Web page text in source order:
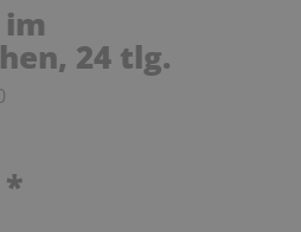
im
24 tlg.
*